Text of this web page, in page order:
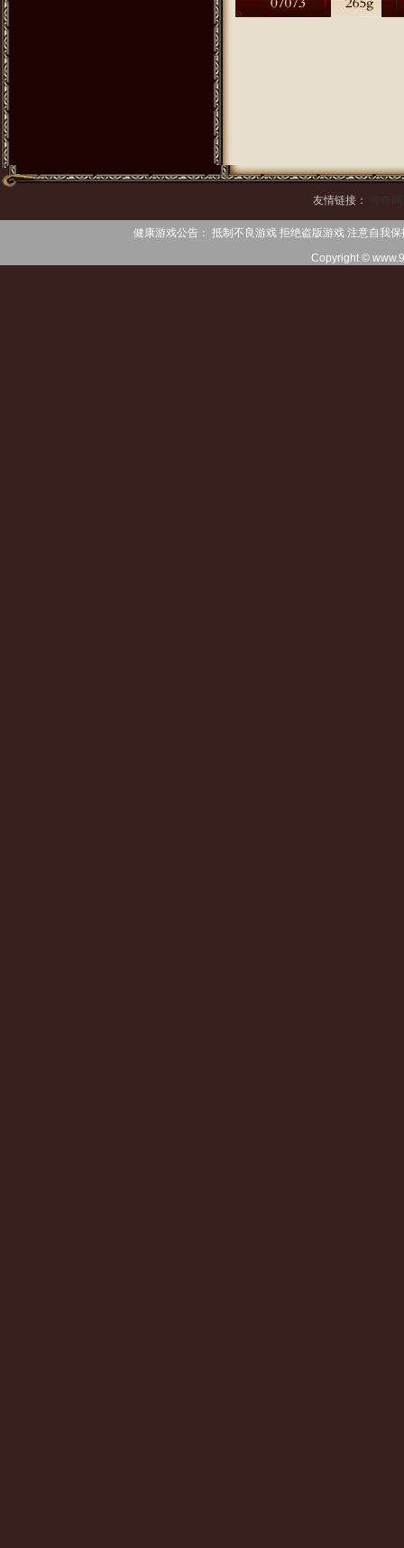
友情链接：
健康游戏公告： 抵制不良游戏 拒绝盗版游戏 注意自我
Copyright ©